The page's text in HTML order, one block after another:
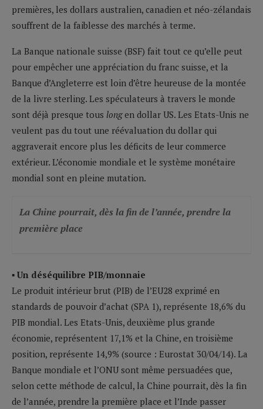
premières, les dollars australien, canadien et néo-zélandais
souffrent de la faiblesse des marchés à terme.
La Banque nationale suisse (BSF) fait tout ce qu’elle peut
pour empêcher une appréciation du franc suisse, et la
Banque d’Angleterre est loin d’être heureuse de la montée
de la livre sterling. Les spéculateurs à travers le monde
sont déjà presque tous longen dollar US. Les Etats-Unis ne
veulent pas du tout une réévaluation du dollar qui
aggraverait encore plus les déficits de leur commerce
extérieur. L’économie mondiale et le système monétaire
mondial sont en pleine mutation.
La Chine pourrait, dès la fin de l’année, prendre la
première place
▪ Un déséquilibre PIB/monnaie
Le produit intérieur brut (PIB) de l’EU28 exprimé en
standards de pouvoir d’achat (SPA 1), représente 18,6% du
PIB mondial. Les Etats-Unis, deuxième plus grande
économie, représentent 17,1% et la Chine, en troisième
position, représente 14,9% (source : Eurostat 30/04/14). La
Banque mondiale et l’ONU sont même persuadées que,
selon cette méthode de calcul, la Chine pourrait, dès la fin
de l’année, prendre la première place et l’Inde passer